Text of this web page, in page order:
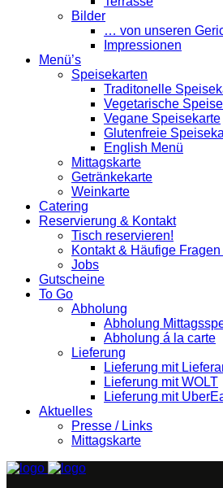
Bilder
… von unseren
Impressionen
Menü’s
Speisekarten
Traditonelle
Vegetarische
Vegane Speisekarte
Glutenfreie
English Menü
Mittagskarte
Getränkekarte
Weinkarte
Catering
Reservierung & Kontakt
Tisch reservieren!
Kontakt & Häufige Fragen
Jobs
Gutscheine
To Go
Abholung
Abholung
Abholung á la carte
Lieferung
Lieferung mit
Lieferung mit WOLT
Lieferung mit
Aktuelles
Presse / Links
Mittagskarte